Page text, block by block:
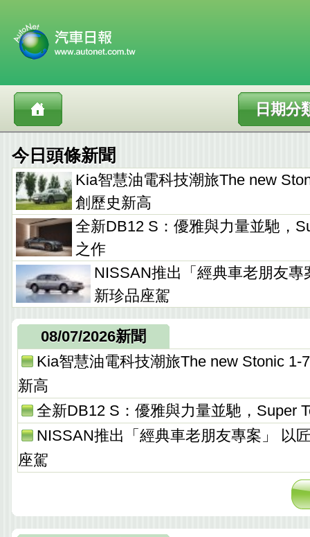
日期分
今日頭條新聞
Kia智慧油電科技潮旅The new
創歷史新高
全新DB12 S：優雅與力量並馳，
之作
NISSAN推出「經典車老朋友專
新珍品座駕
08/07/2026新聞
Kia智慧油電科技潮旅The new Stonic 1-
新高
全新DB12 S：優雅與力量並馳，Super
NISSAN推出「經典車老朋友專案」 以
座駕